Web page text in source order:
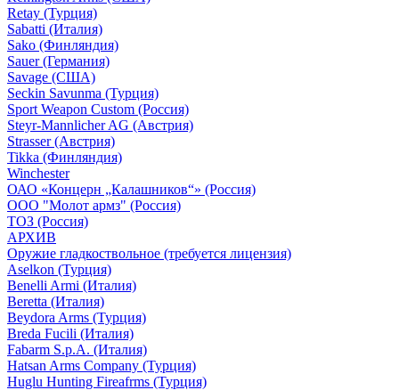
Retay (Турция)
Sabatti (Италия)
Sako (Финляндия)
Sauer (Германия)
Savage (США)
Seckin Savunma (Турция)
Sport Weapon Custom (Россия)
Steyr-Mannlicher AG (Австрия)
Strasser (Австрия)
Tikka (Финляндия)
Winchester
ОАО «Концерн „Калашников“» (Россия)
ООО "Молот армз" (Россия)
ТОЗ (Россия)
АРХИВ
Оружие гладкоствольное (требуется лицензия)
Aselkon (Турция)
Benelli Armi (Италия)
Beretta (Италия)
Beydora Arms (Турция)
Breda Fucili (Италия)
Fabarm S.p.A. (Италия)
Hatsan Arms Company (Турция)
Huglu Hunting Fireafrms (Турция)